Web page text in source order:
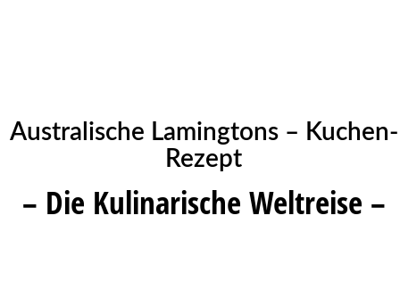
Australische Lamingtons – Kuchen-
Rezept
– Die Kulinarische Weltreise –